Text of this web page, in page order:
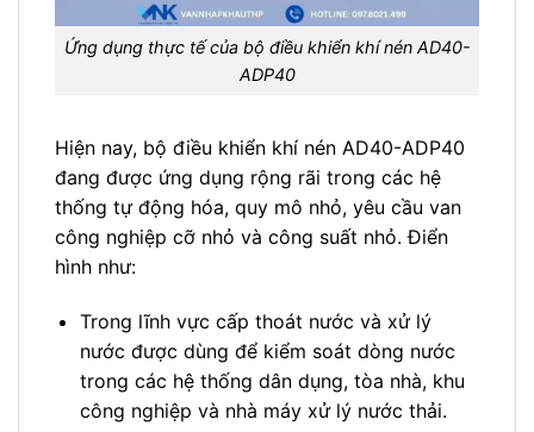
Ứng dụng thực tế của bộ điều khiển khí nén AD40-
ADP40
Hiện nay, bộ điều khiển khí nén AD40-ADP40
đang được ứng dụng rộng rãi trong các hệ
thống tự động hóa, quy mô nhỏ, yêu cầu van
công nghiệp cỡ nhỏ và công suất nhỏ. Điển
hình như:
Trong lĩnh vực cấp thoát nước và xử lý
nước được dùng để kiểm soát dòng nước
trong các hệ thống dân dụng, tòa nhà, khu
công nghiệp và nhà máy xử lý nước thải.